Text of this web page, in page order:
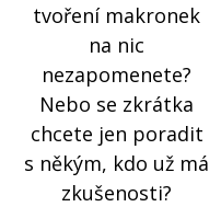
tvoření makronek
na nic
nezapomenete?
Nebo se zkrátka
chcete jen poradit
s někým, kdo už má
zkušenosti?